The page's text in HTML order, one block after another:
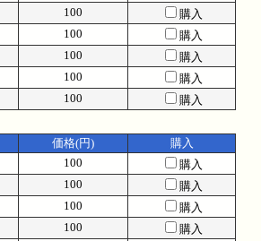
100
購入
100
購入
100
購入
100
購入
100 購入
価格(円)
購入
100
購入
100
購入
100
購入
100
購入